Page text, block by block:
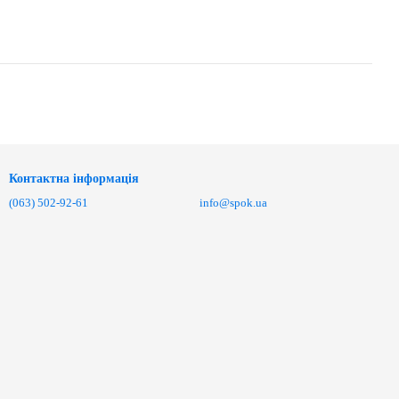
Контактна інформація
(063) 502-92-61
info@spok.ua